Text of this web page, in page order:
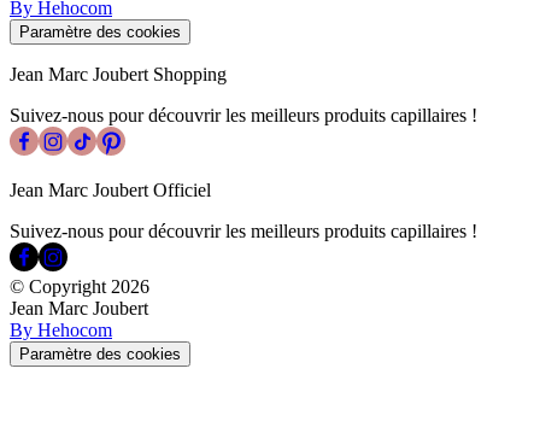
By Hehocom
Paramètre des cookies
Jean Marc Joubert Shopping
Suivez-nous pour découvrir les meilleurs produits capillaires !
Jean Marc Joubert Officiel
Suivez-nous pour découvrir les meilleurs produits capillaires !
© Copyright 2026
Jean Marc Joubert
By Hehocom
Paramètre des cookies